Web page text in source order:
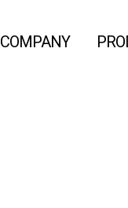
COMPANY